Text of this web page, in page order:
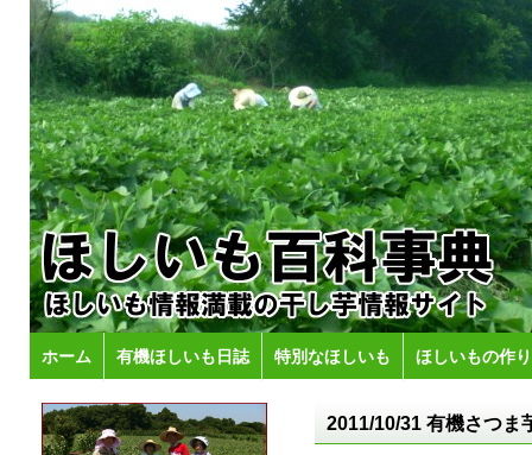
ホーム 有機ほしいも日誌 特別なほしいも ほしいもの作
2011/10/31 有機さつま